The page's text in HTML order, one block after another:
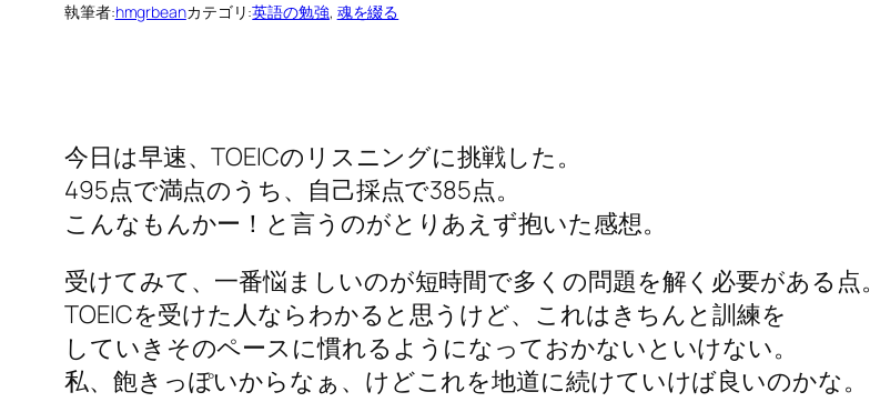
執筆者:hmgrbeanカテゴリ:英語の勉強, 魂を綴る
今日は早速、TOEICのリスニングに挑戦した。
495点で満点のうち、自己採点で385点。
こんなもんかー！と言うのがとりあえず抱いた感想。
受けてみて、一番悩ましいのが短時間で多くの問題を解く必要がある点。
TOEICを受けた人ならわかると思うけど、これはきちんと訓練を
していきそのペースに慣れるようになっておかないといけない。
私、飽きっぽいからなぁ、けどこれを地道に続けていけば良いのかな。